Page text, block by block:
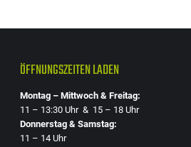
ÖFFNUNGSZEITEN LADEN
Montag – Mittwoch & Freitag:
11 – 13:30 Uhr & 15 – 18 Uhr
Donnerstag & Samstag:
11 – 14 Uhr